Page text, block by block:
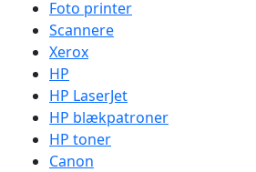
Foto printer
Scannere
Xerox
HP
HP LaserJet
HP blækpatroner
HP toner
Canon